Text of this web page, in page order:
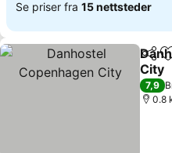
Se priser fra 15 nettsteder
Del
City
Se
7,9
0.8